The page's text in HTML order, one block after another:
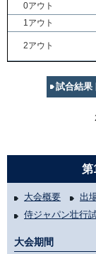
0アウト
1アウト
2アウト
試合結果
第
大会概要
出
侍ジャパン壮行
大会期間